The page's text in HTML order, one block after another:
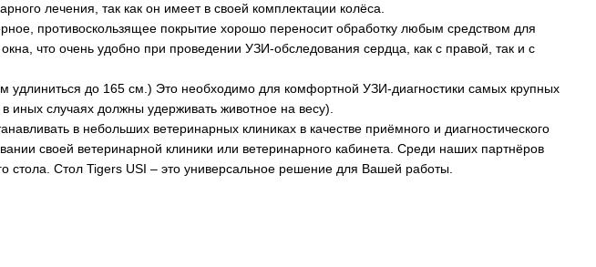
лечения, так как он имеет в своей комплектации колёса.
противоскользящее покрытие хорошо переносит обработку любым средством для
что очень удобно при проведении УЗИ-обследования сердца, как с правой, так и с
удлиниться до 165 см.) Это необходимо для комфортной УЗИ-диагностики самых крупных
иных случаях должны удерживать животное на весу).
в небольших ветеринарных клиниках в качестве приёмного и диагностического
своей ветеринарной клиники или ветеринарного кабинета. Среди наших партнёров
стола. Стол Tigers USI – это универсальное решение для Вашей работы.